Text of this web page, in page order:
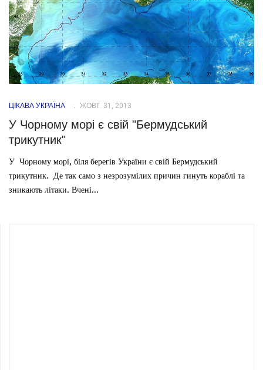
ЦІКАВА УКРАЇНА ЖОВТ. 31, 2013
У Чорному морі є свій "Бермудський
трикутник"
У Чорному морі, біля берегів України є свій Бермудський
трикутник. Де так само з незрозумілих причин гинуть кораблі та
зникають літаки. Вчені...